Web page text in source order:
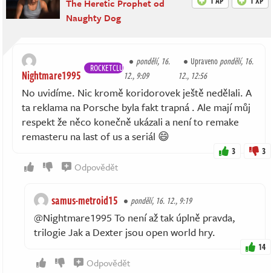
The Heretic Prophet od
Naughty Dog
Nightmare1995 ROCKETCLUB
pondělí, 16.
12., 9:09
Upravenopondělí, 16.
12., 12:56
No uvidíme. Nic kromě koridorovek ještě nedělali. A
ta reklama na Porsche byla fakt trapná . Ale mají můj
respekt že něco konečně ukázali a není to remake
remasteru na last of us a seriál 😄
3 3
Odpovědět
samus-metroid15 pondělí, 16. 12., 9:19
@Nightmare1995 To není až tak úplně pravda,
trilogie Jak a Dexter jsou open world hry.
14
Odpovědět